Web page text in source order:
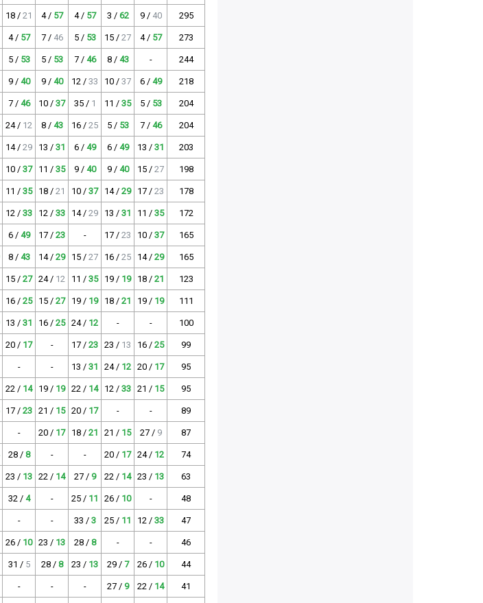
18 / 21 4 / 57 4 / 57 3 / 62 9 / 40 295
4 / 57 7 / 46 5 / 53 15 / 27 4 / 57 273
5 / 53 5 / 53 7 / 46 8 / 43 - 244
9 / 40 9 / 40 12 / 33 10 / 37 6 / 49 218
7 / 46 10 / 37 35 / 1 11 / 35 5 / 53 204
24 / 12 8 / 43 16 / 25 5 / 53 7 / 46 204
14 / 29 13 / 31 6 / 49 6 / 49 13 / 31 203
10 / 37 11 / 35 9 / 40 9 / 40 15 / 27 198
11 / 35 18 / 21 10 / 37 14 / 29 17 / 23 178
12 / 33 12 / 33 14 / 29 13 / 31 11 / 35 172
6 / 49 17 / 23 - 17 / 23 10 / 37 165
8 / 43 14 / 29 15 / 27 16 / 25 14 / 29 165
15 / 27 24 / 12 11 / 35 19 / 19 18 / 21 123
16 / 25 15 / 27 19 / 19 18 / 21 19 / 19 111
13 / 31 16 / 25 24 / 12 - - 100
20 / 17 - 17 / 23 23 / 13 16 / 25 99
- - 13 / 31 24 / 12 20 / 17 95
22 / 14 19 / 19 22 / 14 12 / 33 21 / 15 95
17 / 23 21 / 15 20 / 17 - - 89
- 20 / 17 18 / 21 21 / 15 27 / 9 87
28 / 8 - - 20 / 17 24 / 12 74
23 / 13 22 / 14 27 / 9 22 / 14 23 / 13 63
32 / 4 - 25 / 11 26 / 10 - 48
- - 33 / 3 25 / 11 12 / 33 47
26 / 10 23 / 13 28 / 8 - - 46
31 / 5 28 / 8 23 / 13 29 / 7 26 / 10 44
- - - 27 / 9 22 / 14 41